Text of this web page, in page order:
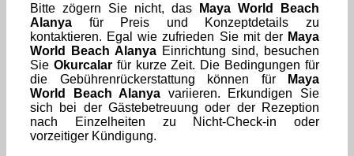
Bitte zögern Sie nicht, das
Maya World Beach
Alanya für Preis und Konzeptdetails zu
kontaktieren. Egal wie zufrieden Sie mit der Maya
World Beach Alanya Einrichtung sind, besuchen
Sie Okurcalarfür kurze Zeit. Die Bedingungen für
die Gebührenrückerstattung können für
Maya
World Beach Alanya variieren. Erkundigen Sie
sich bei der Gästebetreuung oder der Rezeption
nach Einzelheiten zu Nicht-Check-in oder
vorzeitiger Kündigung.